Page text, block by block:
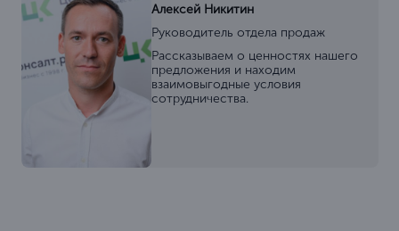
Алексей Никитин
Руководитель отдела продаж
Рассказываем о ценностях нашего
предложения и находим
взаимовыгодные условия
сотрудничества.